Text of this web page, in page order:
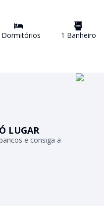
Dormitórios 1 Banheiro
LUGAR
e consiga a